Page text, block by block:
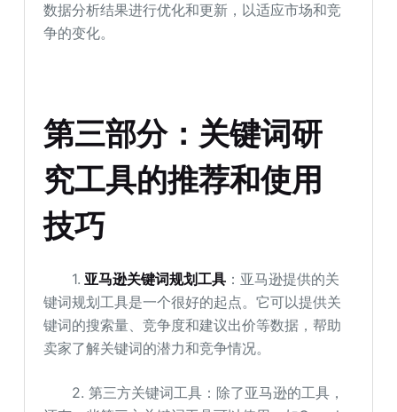
数据分析结果进行优化和更新，以适应市场和竞
争的变化。
第三部分：关键词研
究工具的推荐和使用
技巧
1. 亚马逊关键词规划工具 ：亚马逊提供的关
键词规划工具是一个很好的起点。它可以提供关
键词的搜索量、竞争度和建议出价等数据，帮助
卖家了解关键词的潜力和竞争情况。
2. 第三方关键词工具：除了亚马逊的工具，